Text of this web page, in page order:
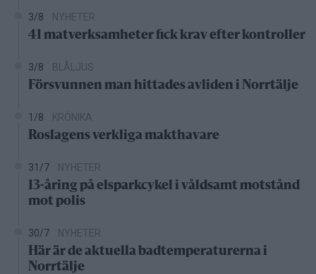
3/8 NYHETER
41 matverksamheter fick krav efter kontroller
3/8 BLÅLJUS
Försvunnen man hittades avliden i Norrtälje
1/8 KRÖNIKA
Roslagens verkliga makthavare
31/7 NYHETER
13-åring på elsparkcykel i våldsamt motstånd
mot polis
30/7 NYHETER
Här är de aktuella badtemperaturerna i
Norrtälje